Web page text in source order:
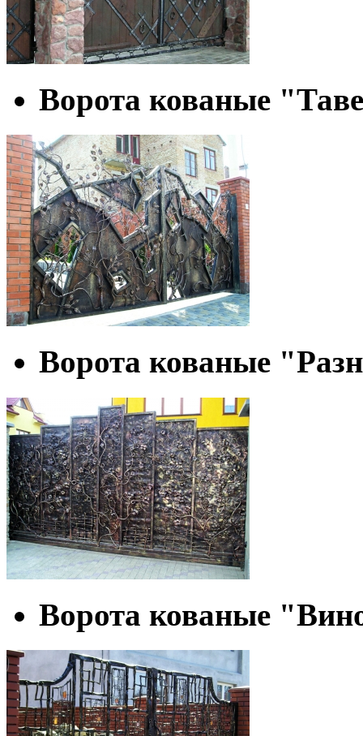
Ворота кованые
Ворота кованые
Ворота кованые